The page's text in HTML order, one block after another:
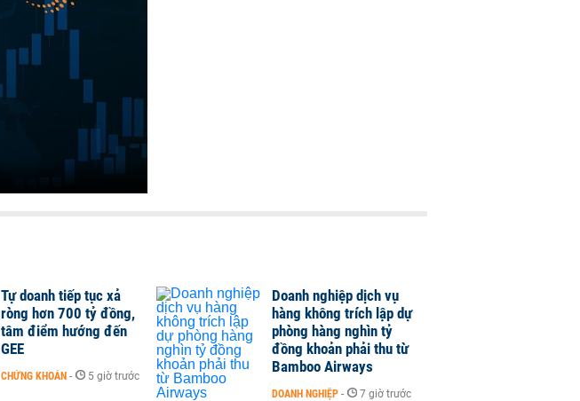
Tự doanh tiếp tục xả
ròng hơn 700 tỷ đồng,
tâm điểm hướng đến
GEE
CHỨNG KHOÁN - 5 giờ trước
Doanh nghiệp dịch vụ
hàng không trích lập dự
phòng hàng nghìn tỷ
đồng khoản phải thu từ
Bamboo Airways
DOANH NGHIỆP - 7 giờ trước